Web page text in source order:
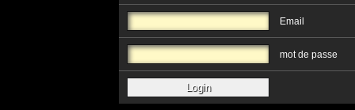
Email
mot de passe